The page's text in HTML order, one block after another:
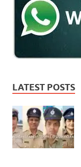
LATEST POSTS